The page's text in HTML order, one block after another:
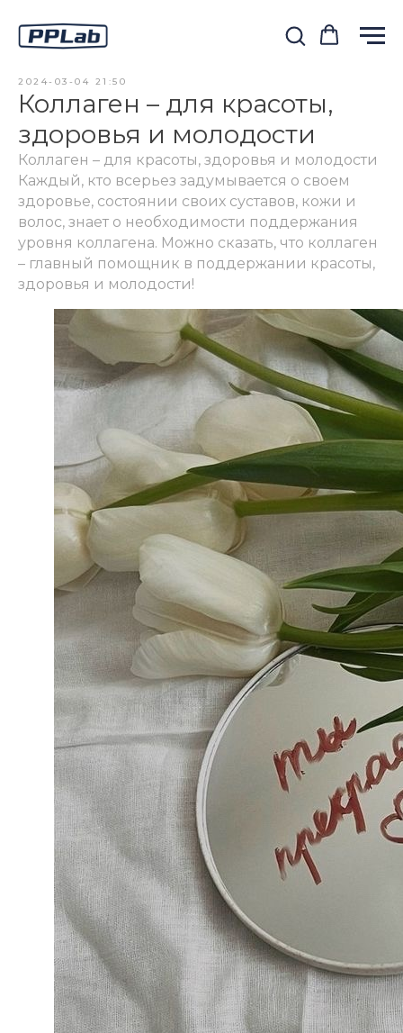
2024-03-04 21:50
Коллаген – для красоты,
здоровья и молодости
Коллаген – для красоты, здоровья и молодости
Каждый, кто всерьез задумывается о своем
здоровье, состоянии своих суставов, кожи и
волос, знает о необходимости поддержания
уровня коллагена. Можно сказать, что коллаген
– главный помощник в поддержании красоты,
здоровья и молодости!